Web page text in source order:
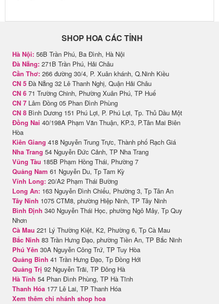
SHOP HOA CÁC TỈNH
Hà Nội: 56B Trần Phú, Ba Đình, Hà Nội
Đà Nẵng: 271B Trần Phú, Hải Châu
Cần Thơ: 266 đường 30/4, P. Xuân khánh, Q.Ninh Kiều
CN 5 Đà Nẵng 32 Lê Thanh Nghị, Quận Hải Châu
CN 6 71 Trường Chinh, Phường Xuân Phú, TP Huế
CN 7 Lâm Đồng 05 Phan Đình Phùng
CN 8 Bình Dương 151 Phú Lợi, P. Phú Lợi, Tp. Thủ Dầu Một
Đồng Nai 40/198A Phạm Văn Thuận, KP.3, P.Tân Mai Biên
Hòa
Kiên Giang 418 Nguyễn Trung Trực, Thành phố Rạch Giá
Nha Trang 54 Nguyễn Đức Cảnh, TP Nha Trang
Vũng Tàu 185B Phạm Hồng Thái, Phường 7
Quảng Nam 61 Nguyễn Du, Tp Tam Kỳ
Vĩnh Long: 20/A2 Phạm Thái Bường
Long An: 163 Nguyễn Đình Chiểu, Phường 3, Tp Tân An
Tây Ninh 1075 CTM8, phường Hiệp Ninh, TP Tây Ninh
Bình Định 340 Nguyễn Thái Học, phường Ngô Mây, Tp Quy
Nhơn
Cà Mau 221 Lý Thường Kiệt, K2, Phường 6, Tp Cà Mau
Bắc Ninh 83 Trần Hưng Đạo, phường Tiền An, TP Bắc Ninh
Phú Yên 30A Nguyễn Công Trứ, TP Tuy Hòa
Quảng Bình 41 Trần Hưng Đạo, Tp Đồng Hới
Quảng Trị 92 Nguyễn Trãi, TP Đông Hà
Hà Tĩnh 54 Phan Đình Phùng, TP Hà Tĩnh
Thanh Hóa 177 Lê Lai, TP Thanh Hóa
Xem thêm chi nhánh shop hoa